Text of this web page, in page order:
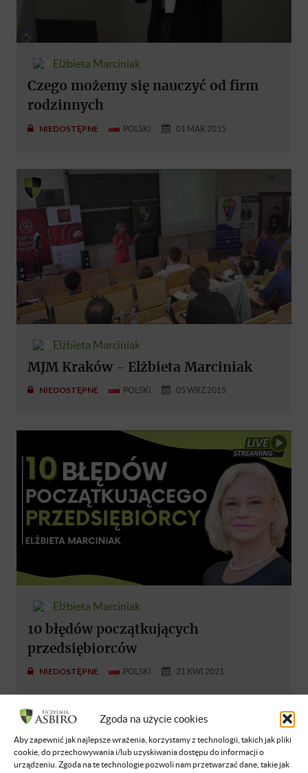
Zgoda na użycie cookies
Aby zapewnić jak najlepsze wrażenia, korzystamy z technologii, takich jak pliki
cookie, do przechowywania i/lub uzyskiwania dostępu do informacji o
urządzeniu. Zgoda na te technologie pozwoli nam przetwarzać dane, takie jak
Elżbieta Marciniak
Czego możemy się nauczyć od firm
rodzinnych
NIEDOSTĘPNE POLSKI 01 MAR 2015
Elżbieta Marciniak
MJM Kraków - Elżbieta Marciniak
NIEDOSTĘPNE POLSKI 05 WRZ 2015
Elżbieta Marciniak
10 błędów początkujących
przedsiębiorców
NIEDOSTĘPNE POLSKI 21 KWI 2021